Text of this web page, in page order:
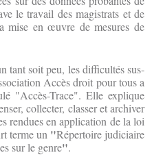
le travail des magistrats et de
mise en œuvre de mesures de
tant soit peu, les difficultés sus-
Accès droit pour tous a
"Accès-Trace". Elle explique
collecter, classer et archiver
rendues en application de la loi
terme un "Répertoire judiciaire
sur le genre".